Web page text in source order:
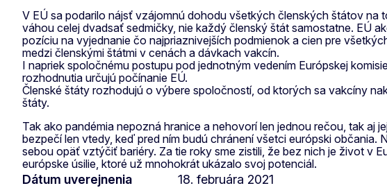
V EÚ sa podarilo nájsť vzájomnú dohodu všetkých členských štátov
váhou celej dvadsať sedmičky, nie každý členský štát samostatne. EÚ
pozíciu na vyjednanie čo najpriaznivejších podmienok a cien pre
medzi členskými štátmi v cenách a dávkach vakcín.
I napriek spoločnému postupu pod jednotným vedením Európskej
rozhodnutia určujú počínanie EÚ.
Členské štáty rozhodujú o výbere spoločností, od ktorých sa vakcíny
štáty.
Tak ako pandémia nepozná hranice a nehovorí len jednou rečou, tak
bezpečí len vtedy, keď pred ním budú chránení všetci európski občania.
sebou opäť vztýčiť bariéry. Za tie roky sme zistili, že bez nich je život v
európske úsilie, ktoré už mnohokrát ukázalo svoj potenciál.
Dátum uverejnenia 18. februára 2021